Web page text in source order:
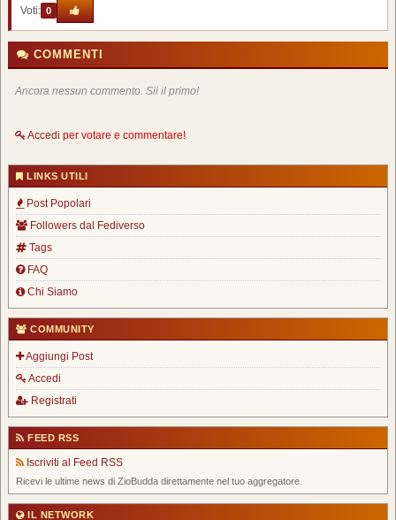
Voti: 0
COMMENTI
Ancora nessun commento. Sii il primo!
Accedi per votare e commentare!
LINKS UTILI
Post Popolari
Followers dal Fediverso
Tags
FAQ
Chi Siamo
COMMUNITY
Aggiungi Post
Accedi
Registrati
FEED RSS
Iscriviti al Feed RSS
Ricevi le ultime news di ZioBudda direttamente nel tuo aggregatore.
IL NETWORK